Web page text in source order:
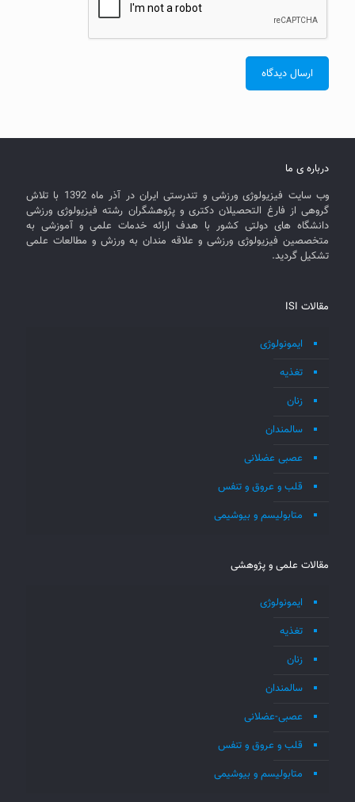
درباره ی ما
وب سایت فیزیولوژی ورزشی و تندرستی ایران در آذر ماه 1392 با تلاش
گروهی از فارغ التحصیلان دکتری و پژوهشگران رشته فیزیولوژی ورزشی
دانشگاه های دولتی کشور با هدف ارائه خدمات علمی و آموزشی به
متخصصین فیزیولوژی ورزشی و علاقه مندان به ورزش و مطالعات علمی
تشکیل گردید.
مقالات ISI
ایمونولوژی
تغذیه
زنان
سالمندان
عصبی عضلانی
قلب و عروق و تنفس
متابولیسم و بیوشیمی
مقالات علمی و پژوهشی
ایمونولوژی
تغذیه
زنان
سالمندان
عصبی-عضلانی
قلب و عروق و تنفس
متابولیسم و بیوشیمی